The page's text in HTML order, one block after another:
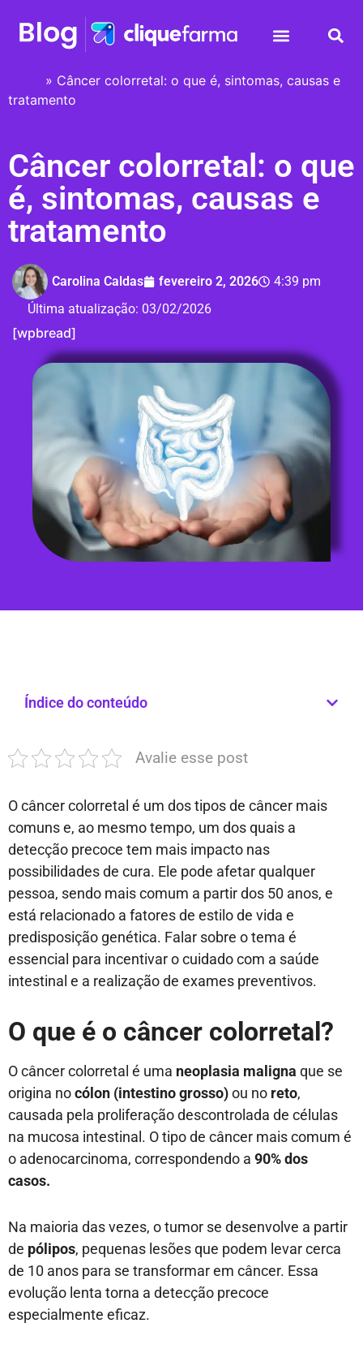
» Câncer colorretal: o que é, sintomas, causas e
tratamento
Câncer colorretal: o que
é, sintomas, causas e
tratamento
Carolina Caldas fevereiro 2, 2026
4:39 pm
Última atualização: 03/02/2026
[wpbread]
Índice do conteúdo
Avalie esse post
O câncer colorretal é um dos tipos de câncer mais
comuns e, ao mesmo tempo, um dosquais a
detecção precoce tem mais impacto nas
possibilidades de cura. Ele pode afetar qualquer
pessoa, sendo mais comum a partir dos 50 anos, e
está relacionado a fatores de estilo de vida e
predisposição genética. Falar sobre o tema é
essencial para incentivar o cuidado com a saúde
intestinal e a realização de exames preventivos.
O que é o câncer colorretal?
O câncer colorretal é uma neoplasia maligna que se
origina nocólon (intestino grosso)ou no reto,
causada pela proliferação descontrolada de células
na mucosa intestinal. O tipo de câncer mais comum é
o adenocarcinoma, correspondendo a 90% dos
casos.
Na maioria das vezes, o tumor se desenvolve a partir
de pólipos, pequenas lesões que podem levar cerca
de 10 anos para se transformar em câncer. Essa
evolução lenta torna a detecção precoce
especialmente eficaz.